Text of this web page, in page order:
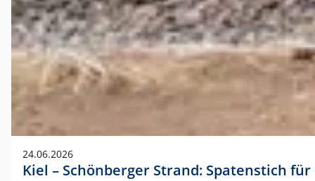
24.06.2026
Kiel – Schönberger Strand: Spatenstich